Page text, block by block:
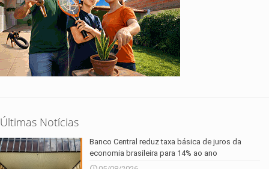
Últimas Notícias
Banco Central reduz taxa básica de juros da
economia brasileira para 14% ao ano